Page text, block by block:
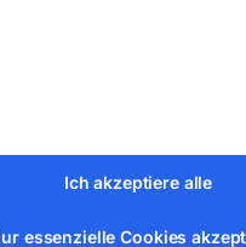
Nr.
Ich akzeptiere alle
essenzielle Cookies